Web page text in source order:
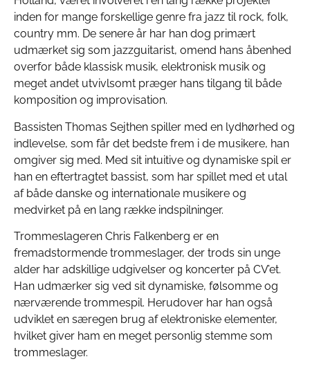
inden for mange forskellige genre fra jazz til rock, folk,
country mm. De senere år har han dog primært
udmærket sig som jazzguitarist, omend hans åbenhed
overfor både klassisk musik, elektronisk musik og
meget andet utvivlsomt præger hans tilgang til både
komposition og improvisation.
Bassisten Thomas Sejthen spiller med en lydhørhed og
indlevelse, som får det bedste frem i de musikere, han
omgiver sig med. Med sit intuitive og dynamiske spil er
han en eftertragtet bassist, som har spillet med et utal
af både danske og internationale musikere og
medvirket på en lang række indspilninger.
Trommeslageren Chris Falkenberg er en
fremadstormende trommeslager, der trods sin unge
alder har adskillige udgivelser og koncerter på CV’et.
Han udmærker sig ved sit dynamiske, følsomme og
nærværende trommespil. Herudover har han også
udviklet en særegen brug af elektroniske elementer,
hvilket giver ham en meget personlig stemme som
trommeslager.